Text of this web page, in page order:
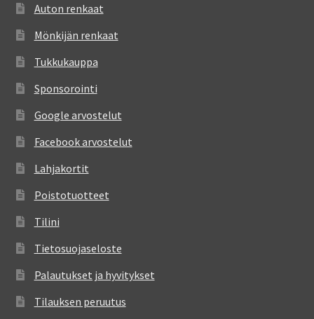
Auton renkaat
Mönkijän renkaat
Tukkukauppa
Sponsorointi
Google arvostelut
Facebook arvostelut
Lahjakortit
Poistotuotteet
Tilini
Tietosuojaseloste
Palautukset ja hyvitykset
Tilauksen peruutus